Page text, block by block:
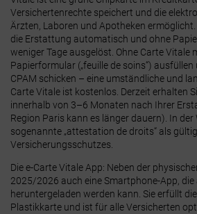
Versichertenrechte speichert und die
Ärzten, Laboren und Apotheken ermöglicht
die Erstattung automatisch und ohne
weniger Tage ausgelöst. Ohne Carte Vitale
Papierformular („feuille de soins“)
CPAM schicken – eine umständliche und
Carte Vitale ist kostenlos. Derzeit erhalten
innerhalb von 3–6 Monaten nach Ihrer
Region Paris kann es länger dauern) . In
sogenannte „attestation de droits“ als
Versicherungsschutzes.
Die e-Carte Vitale App: Neben der
2025/2026 auch eine Smartphone-App, die
heruntergeladen werden kann. Sie erfüllt
Plastikkarte und ist für alle Versicherten